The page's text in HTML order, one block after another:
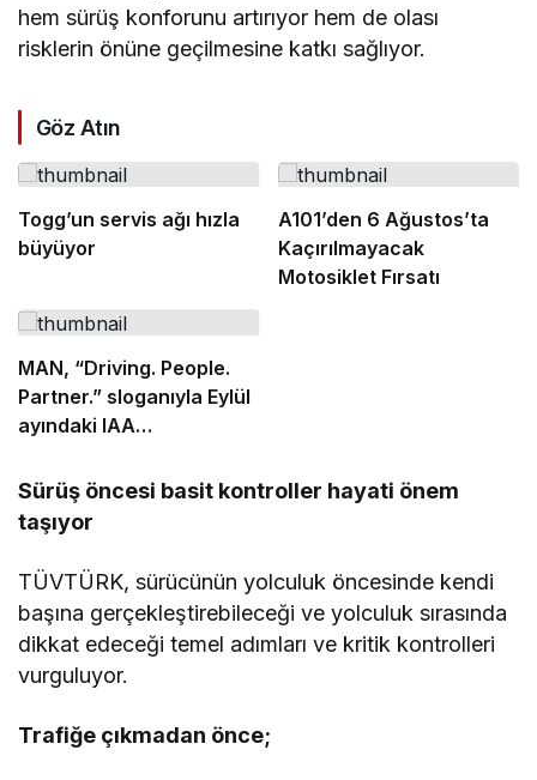
hem sürüş konforunu artırıyor hem de olası
risklerin önüne geçilmesine katkı sağlıyor.
Göz Atın
Togg’un servis ağı hızla
büyüyor
A101’den 6 Ağustos’ta
Kaçırılmayacak
Motosiklet Fırsatı
MAN, “Driving. People.
Partner.” sloganıyla Eylül
ayındaki IAA
Sürüş öncesi basit kontroller hayati önem
taşıyor
TÜVTÜRK, sürücünün yolculuk öncesinde kendi
başına gerçekleştirebileceği ve yolculuk sırasında
dikkat edeceği temel adımları ve kritik kontrolleri
vurguluyor.
Trafiğe çıkmadan önce;